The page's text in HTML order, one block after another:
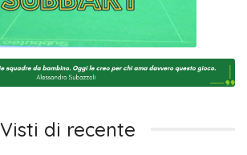
Visti di recente